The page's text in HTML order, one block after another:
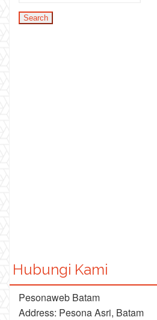
Hubungi Kami
Pesonaweb Batam
Address: Pesona Asri, Batam